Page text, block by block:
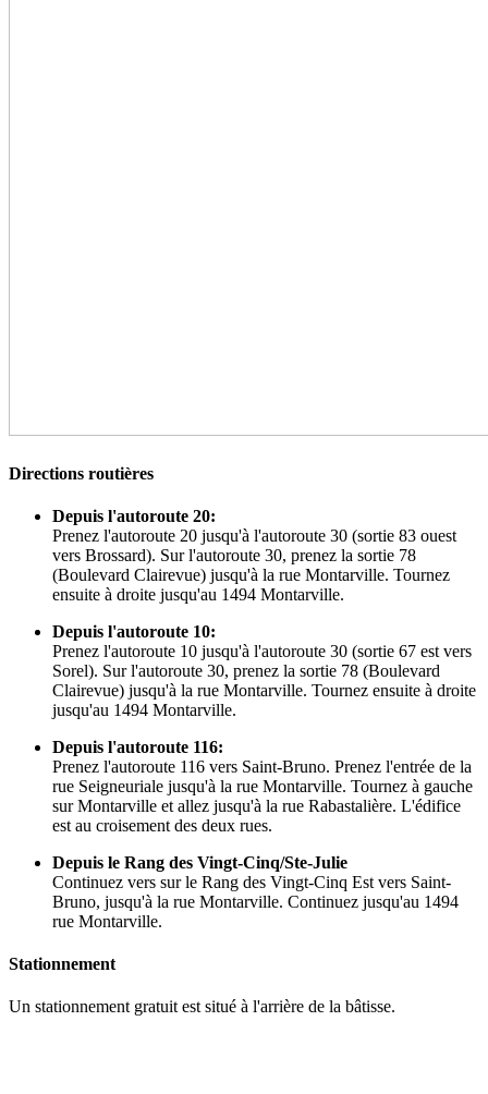
Directions routières
Depuis l'autoroute 20:
Prenez l'autoroute 20 jusqu'à l'autoroute 30 (sortie 83 ouest
vers Brossard). Sur l'autoroute 30, prenez la sortie 78
(Boulevard Clairevue) jusqu'à la rue Montarville. Tournez
ensuite à droite jusqu'au 1494 Montarville.
Depuis l'autoroute 10:
Prenez l'autoroute 10 jusqu'à l'autoroute 30 (sortie 67 est vers
Sorel). Sur l'autoroute 30, prenez la sortie 78 (Boulevard
Clairevue) jusqu'à la rue Montarville. Tournez ensuite à droite
jusqu'au 1494 Montarville.
Depuis l'autoroute 116:
Prenez l'autoroute 116 vers Saint-Bruno. Prenez l'entrée de la
rue Seigneuriale jusqu'à la rue Montarville. Tournez à gauche
sur Montarville et allez jusqu'à la rue Rabastalière. L'édifice
est au croisement des deux rues.
Depuis le Rang des Vingt-Cinq/Ste-Julie
Continuez vers sur le Rang des Vingt-Cinq Est vers Saint-
Bruno, jusqu'à la rue Montarville. Continuez jusqu'au 1494
rue Montarville.
Stationnement
Un stationnement gratuit est situé à l'arrière de la bâtisse.